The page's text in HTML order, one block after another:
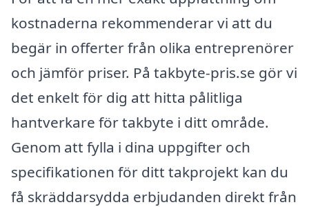
kostnaderna rekommenderar vi att du
begär in offerter från olika entreprenörer
och jämför priser. På takbyte-pris.se gör vi
det enkelt för dig att hitta pålitliga
hantverkare för takbyte i ditt område.
Genom att fylla i dina uppgifter och
specifikationen för ditt takprojekt kan du
få skräddarsydda erbjudanden direkt från